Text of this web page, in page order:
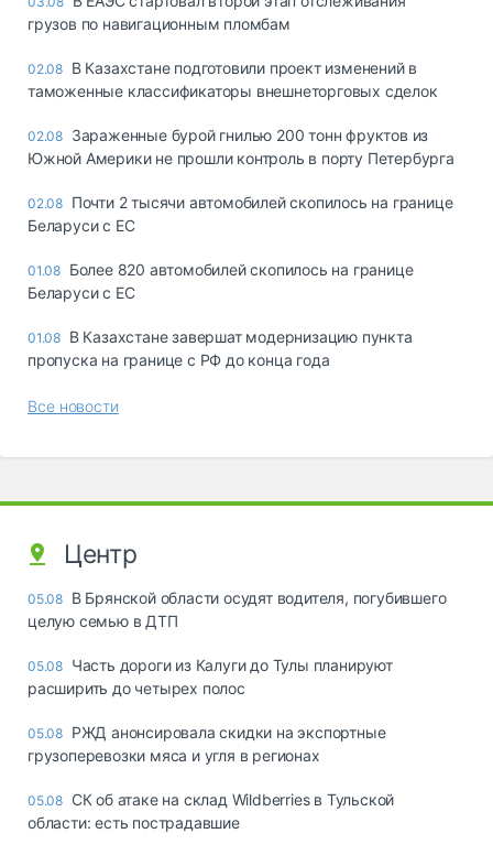
грузов по навигационным пломбам
02.08 В Казахстане подготовили проект изменений в
таможенные классификаторы внешнеторговых сделок
02.08 Зараженные бурой гнилью 200 тонн фруктов из
Южной Америки не прошли контроль в порту Петербурга
02.08 Почти 2 тысячи автомобилей скопилось на границе
Беларуси с ЕС
01.08 Более 820 автомобилей скопилось на границе
Беларуси с ЕС
01.08 В Казахстане завершат модернизацию пункта
пропуска на границе с РФ до конца года
Все новости
Центр
05.08 В Брянской области осудят водителя, погубившего
целую семью в ДТП
05.08 Часть дороги из Калуги до Тулы планируют
расширить до четырех полос
05.08 РЖД анонсировала скидки на экспортные
грузоперевозки мяса и угля в регионах
05.08 СК об атаке на склад Wildberries в Тульской
области: есть пострадавшие